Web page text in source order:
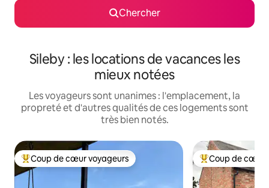
Chercher
Sileby : les locations de vacances les
mieux notées
Les voyageurs sont unanimes : l'emplacement, la
propreté et d'autres qualités de ces logements sont
très bien notés.
Coup de cœur voyageurs parmi les plus aimés
Coup de cœur voyageurs Coup de cœur
Coup de cœur